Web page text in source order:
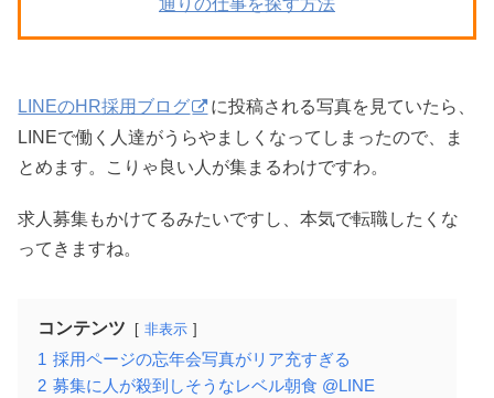
通りの仕事を探す方法
LINEのHR採用ブログ
に投稿される写真を見ていたら、
LINEで働く人達がうらやましくなってしまったので、ま
とめます。こりゃ良い人が集まるわけですわ。
求人募集もかけてるみたいですし、本気で転職したくな
ってきますね。
コンテンツ 非表示
1 採用ページの忘年会写真がリア充すぎる
2 募集に人が殺到しそうなレベル朝食 @LINE